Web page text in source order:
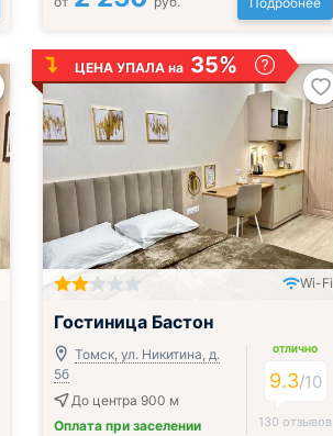
ЦЕНА УПАЛА на35%
; Включён завтрак и ужин или обед
Wi-Fi
Гостиница Бастон
Томск, ул. Никитина, д.
5б
До центра 900 м
Оплата при заселении
ОТЛИЧНО
9.3/10
130 отзывов